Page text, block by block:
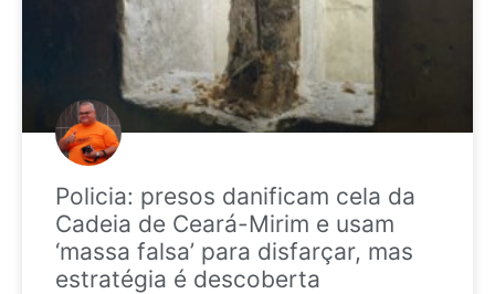
Policia: presos danificam cela da
Cadeia de Ceará-Mirim e usam
‘massa falsa’ para disfarçar, mas
estratégia é descoberta